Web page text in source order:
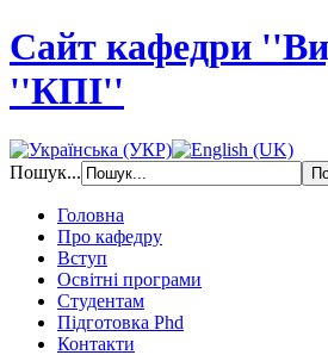
Сайт кафедри
''КПІ''
Пошук...
Головна
Про кафедру
Вступ
Освітні програми
Студентам
Підготовка Phd
Контакти